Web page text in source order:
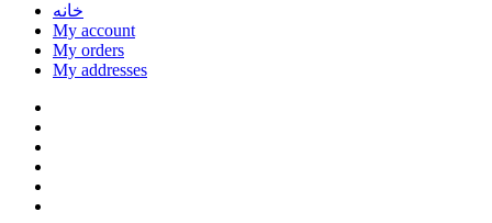
خانه
My account
My orders
My addresses